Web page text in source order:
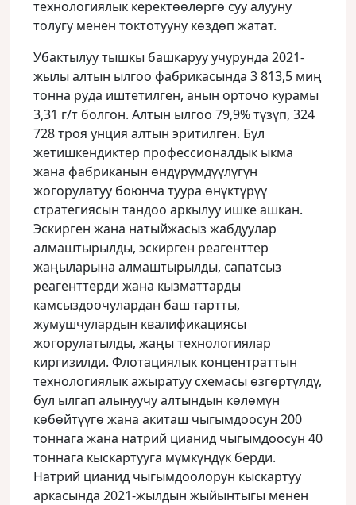
технологиялык керектөөлөргө суу алууну
толугу менен токтотууну көздөп жатат.
Убактылуу тышкы башкаруу учурунда 2021-
жылы алтын ылгоо фабрикасында 3 813,5 миң
тонна руда иштетилген, анын орточо курамы
3,31 г/т болгон. Алтын ылгоо 79,9% түзүп, 324
728 троя унция алтын эритилген. Бул
жетишкендиктер профессионалдык ыкма
жана фабриканын өндүрүмдүүлүгүн
жогорулатуу боюнча туура өнүктүрүү
стратегиясын тандоо аркылуу ишке ашкан.
Эскирген жана натыйжасыз жабдуулар
алмаштырылды, эскирген реагенттер
жаңыларына алмаштырылды, сапатсыз
реагенттерди жана кызматтарды
камсыздоочулардан баш тартты,
жумушчулардын квалификациясы
жогорулатылды, жаңы технологиялар
киргизилди. Флотациялык концентраттын
технологиялык ажыратуу схемасы өзгөртүлдү,
бул ылгап алынуучу алтындын көлөмүн
көбөйтүүгө жана акиташ чыгымдоосун 200
тоннага жана натрий цианид чыгымдоосун 40
тоннага кыскартууга мүмкүндүк берди.
Натрий цианид чыгымдоолорун кыскартуу
аркасында 2021-жылдын жыйынтыгы менен